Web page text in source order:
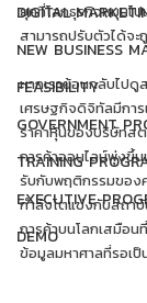
DIGITAL
NEW BUSINESS
FEASIBILITY
GOVERNMENT
TRAINING
EXECUTIVE
DEMO
ยุคที่โลกธุรกิจหมุนไป
สามารถปรับตัวได้จ
หากเราย้อนกลับไป
เศรษฐกิจดิจิทัลมีการ
ราคาหุ้นของบริษัทส
การค้าออนไลน์พุ่งขึ้น
รับกับพฤติกรรมของ
กำลังโตแข่งกับสถา
การค้าบนโลกเสมือน
ข้อมูลมหาศาลที่รอเป็